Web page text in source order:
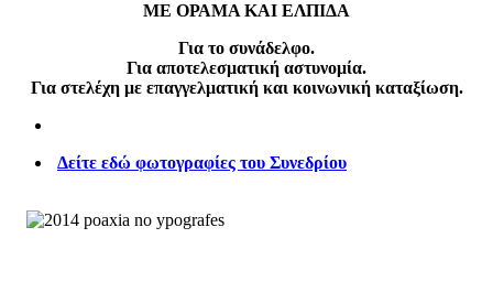
ΜΕ ΟΡΑΜΑ ΚΑΙ ΕΛΠΙΔΑ
Για το συνάδελφο.
Για αποτελεσματική αστυνομία.
Για στελέχη με επαγγελματική και κοινωνική καταξίωση.
Δείτε εδώ φωτογραφίες του Συνεδρίου